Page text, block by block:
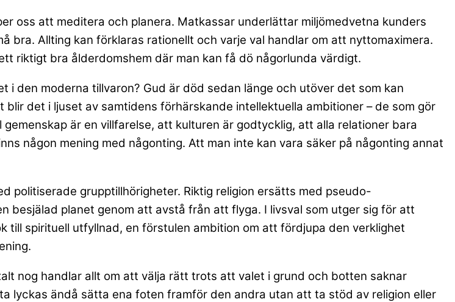
oss att meditera och planera. Matkassar underlättar miljömedvetna kunders
bra. Allting kan förklaras rationellt och varje val handlar om att nyttomaximera.
riktigt bra ålderdomshem där man kan få dö någorlunda värdigt.
den moderna tillvaron? Gud är död sedan länge och utöver det som kan
det i ljuset av samtidens förhärskande intellektuella ambitioner – de som gör
är en villfarelse, att kulturen är godtycklig, att alla relationer bara
någon mening med någonting. Att man inte kan vara säker på någonting annat
politiserade grupptillhörigheter. Riktig religion ersätts med pseudo-
besjälad planet genom att avstå från att flyga. I livsval som utger sig för att
spirituell utfyllnad, en förstulen ambition om att fördjupa den verklighet
nog handlar allt om att välja rätt trots att valet i grund och botten saknar
lyckas ändå sätta ena foten framför den andra utan att ta stöd av religion eller